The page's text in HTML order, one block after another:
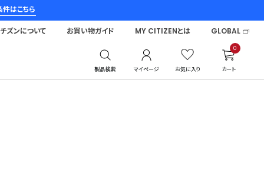
はこちら
製品検索 マイページ お気に入り
0
カート
ズンについて お買い物ガイド MY CITIZENとは GLOBAL